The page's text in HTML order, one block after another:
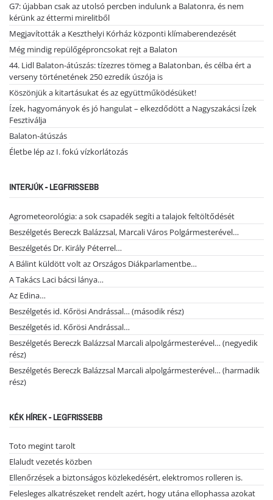
G7: újabban csak az utolsó percben indulunk a Balatonra, és nem
kérünk az éttermi mirelitből
Megjavították a Keszthelyi Kórház központi klímaberendezését
Még mindig repülőgéproncsokat rejt a Balaton
44. Lidl Balaton-átúszás: tízezres tömeg a Balatonban, és célba ért a
verseny történetének 250 ezredik úszója is
Köszönjük a kitartásukat és az együttműködésüket!
Ízek, hagyományok és jó hangulat – elkezdődött a Nagyszakácsi Ízek
Fesztiválja
Balaton-átúszás
Életbe lép az I. fokú vízkorlátozás
INTERJÚK - LEGFRISSEBB
Agrometeorológia: a sok csapadék segíti a talajok feltöltődését
Beszélgetés Bereczk Balázzsal, Marcali Város Polgármesterével…
Beszélgetés Dr. Király Péterrel…
A Bálint küldött volt az Országos Diákparlamentbe…
A Takács Laci bácsi lánya…
Az Edina…
Beszélgetés id. Kőrösi Andrással… (második rész)
Beszélgetés id. Kőrösi Andrással…
Beszélgetés Bereczk Balázzsal Marcali alpolgármesterével… (negyedik
rész)
Beszélgetés Bereczk Balázzsal Marcali alpolgármesterével… (harmadik
rész)
KÉK HÍREK - LEGFRISSEBB
Toto megint tarolt
Elaludt vezetés közben
Ellenőrzések a biztonságos közlekedésért, elektromos rolleren is.
Felesleges alkatrészeket rendelt azért, hogy utána ellophassa azokat